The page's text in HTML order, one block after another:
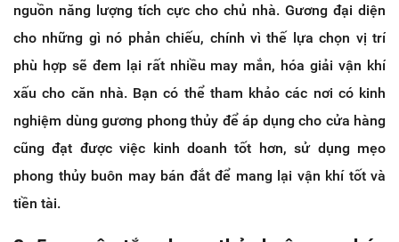
nguồn năng lượng tích cực cho chủ nhà. Gương đại diện
cho những gì nó phản chiếu, chính vì thế lựa chọn vị trí
phù hợp sẽ đem lại rất nhiều may mắn, hóa giải vận khí
xấu cho căn nhà. Bạn có thể tham khảo các nơi có kinh
nghiệm dùng gương phong thủy để áp dụng cho cửa hàng
cũng đạt được việc kinh doanh tốt hơn, sử dụng mẹo
phong thủy buôn may bán đắt để mang lại vận khí tốt và
tiền tài.